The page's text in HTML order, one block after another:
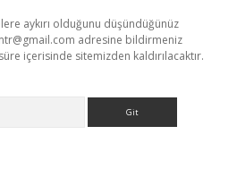
aykırı olduğunu düşündüğünüz
adresine bildirmeniz
içerisinde sitemizden kaldırılacaktır.